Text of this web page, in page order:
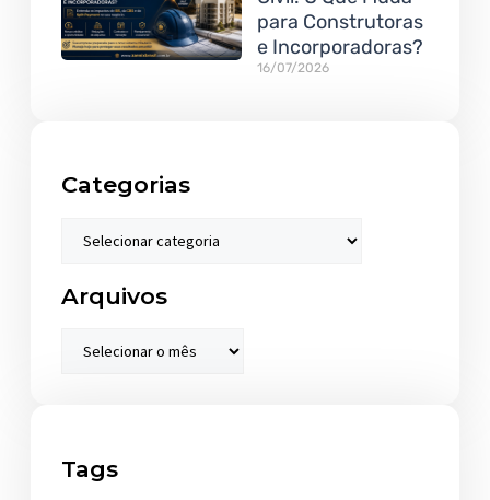
para Construtoras
e Incorporadoras?
16/07/2026
Categorias
Arquivos
Tags